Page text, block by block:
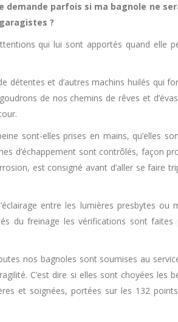
parfois si ma bagnole ne
?
qui lui sont apportés quand elle
détentes et d’autres machins huilés qui
de nos chemins de rêves et
sont-elles prises en mains, qu’elles
d’échappement sont contrôlés, façon
est consigné avant d’aller se faire
entre les lumières presbytes ou
du freinage les vérifications sont
nos bagnoles sont soumises au
C’est dire si elles sont choyées les
et soignées, portées sur les 132